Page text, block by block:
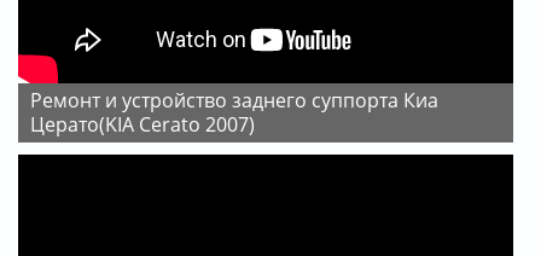
Ремонт и устройство заднего суппорта Киа
Церато(KIA Cerato 2007)